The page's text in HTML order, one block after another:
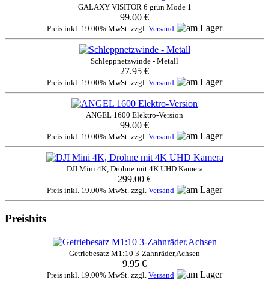
GALAXY VISITOR 6 grün Mode 1
99.00 €
Preis inkl. 19.00% MwSt. zzgl. Versand
Schleppnetzwinde - Metall
27.95 €
Preis inkl. 19.00% MwSt. zzgl. Versand
ANGEL 1600 Elektro-Version
99.00 €
Preis inkl. 19.00% MwSt. zzgl. Versand
DJI Mini 4K, Drohne mit 4K UHD Kamera
299.00 €
Preis inkl. 19.00% MwSt. zzgl. Versand
Preishits
Getriebesatz M1:10 3-Zahnräder,Achsen
9.95 €
Preis inkl. 19.00% MwSt. zzgl. Versand